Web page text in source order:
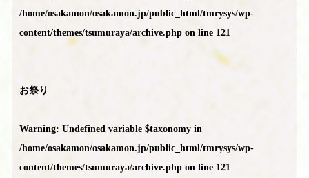
/home/osakamon/osakamon.jp/public_html/tmrysys/wp-
content/themes/tsumuraya/archive.php on line 121
お祭り
Warning: Undefined variable $taxonomy in
/home/osakamon/osakamon.jp/public_html/tmrysys/wp-
content/themes/tsumuraya/archive.php on line 121